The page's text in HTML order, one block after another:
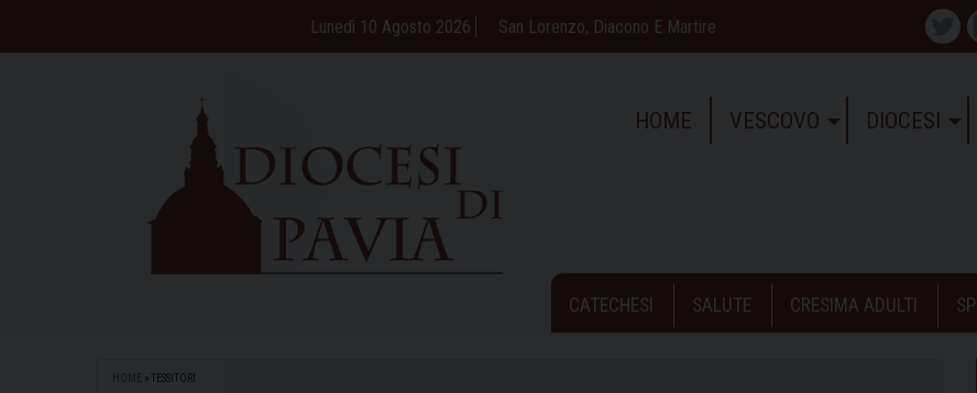
Lunedì 10 Agosto 2026 San Lorenzo, Diacono E Martire
HOME VESCOVO DIOCESI
CATECHESI SALUTE CRESIMA ADULTI
HOME » TESSITORI